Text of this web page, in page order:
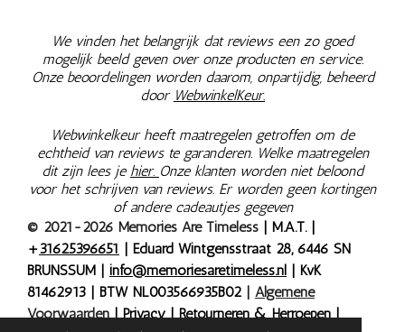
We vinden het belangrijk dat reviews een zo goed
mogelijk beeld geven over onze producten en service.
Onze beoordelingen worden daarom, onpartijdig, beheerd
door WebwinkelKeur.
Webwinkelkeur heeft maatregelen getroffen om de
echtheid van reviews te garanderen. Welke maatregelen
dit zijn lees je hier. Onze klanten worden niet beloond
voor het schrijven van reviews. Er worden geen kortingen
of andere cadeautjes gegeven
© 2021-2026 Memories Are Timeless | M.A.T. |
+31625396651 | Eduard Wintgensstraat 28, 6446 SN
BRUNSSUM | info@memoriesaretimeless.nl | KvK
81462913 | BTW NL003566935B02 | Algemene
Voorwaarden|Privacy|Retourneren & Herroepen|